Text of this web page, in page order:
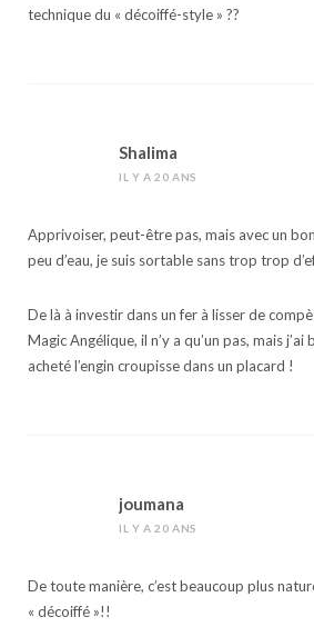
technique du « décoiffé-style » ??
Shalima
IL Y A 20 ANS
Apprivoiser, peut-être pas, mais avec un
peu d’eau, je suis sortable sans trop trop
De là à investir dans un fer à lisser de
Magic Angélique, il n’y a qu’un pas, mais j’ai
acheté l’engin croupisse dans un placard !
joumana
IL Y A 20 ANS
De toute manière, c’est beaucoup plus
« décoiffé »!!